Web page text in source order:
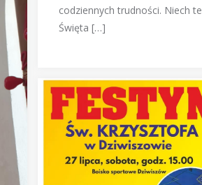
codziennych trudności. Niech te
Święta […]